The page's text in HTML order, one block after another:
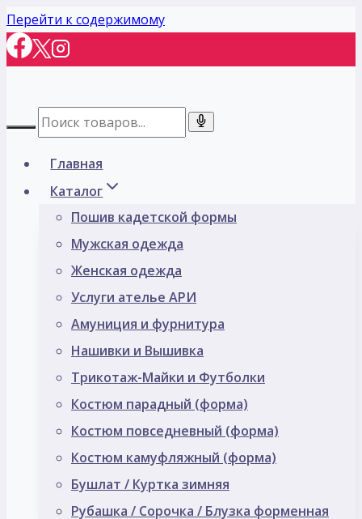
Перейти к содержимому
Главная
Каталог
Пошив кадетской формы
Мужская одежда
Женская одежда
Услуги ателье АРИ
Амуниция и фурнитура
Нашивки и Вышивка
Трикотаж-Майки и Футболки
Костюм парадный (форма)
Костюм повседневный (форма)
Костюм камуфляжный (форма)
Бушлат / Куртка зимняя
Рубашка / Сорочка / Блузка форменная